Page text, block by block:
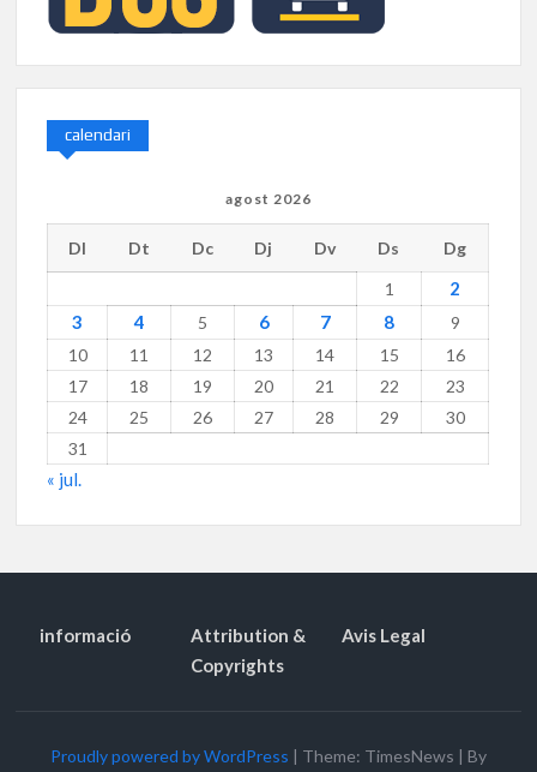
calendari
agost 2026
Dl Dt Dc Dj Dv Ds
Dg
1
2
3
4 5 6 7 8
9
10
11 12 13 14 15
16
17
18 19 20 21 22
23
24
25 26 27 28 29
30
31
« jul.
informació
Attribution &
Copyrights
Avis Legal
Proudly powered by WordPress | Theme: TimesNews | By